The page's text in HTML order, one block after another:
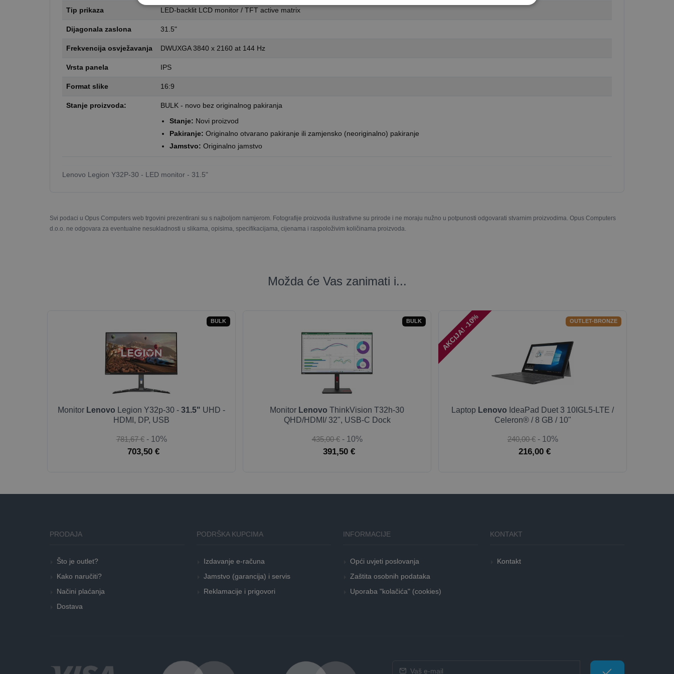
Tip prikaza LED-backlit LCD monitor / TFT active matrix
Dijagonala zaslona 31.5"
Frekvencija osvježavanja DWUXGA 3840 x 2160 at 144 Hz
Vrsta panela IPS
Format slike 16:9
Stanje proizvoda:
BULK - novo bez originalnog pakiranja
Stanje: Novi proizvod
Pakiranje: Originalno otvarano pakiranje ili zamjensko (neoriginalno) pakiranje
Jamstvo: Originalno jamstvo
Lenovo Legion Y32P-30 - LED monitor - 31.5"
Svi podaci u Opus Computers web trgovini prezentirani su s najboljom namjerom. Fotografije proizvoda ilustrativne su prirode i ne moraju nužno u potpunosti odgovarati stvarnim proizvodima. Opus Computers
d.o.o. ne odgovara za eventualne nesukladnosti u slikama, opisima, specifikacijama, cijenama i raspoloživim količinama proizvoda.
Možda će Vas zanimati i...
BULK
Monitor Lenovo Legion Y32p-30 - 31.5" UHD -
HDMI, DP, USB
781,67 € - 10%
703,50 €
BULK
Monitor Lenovo ThinkVision T32h-30
QHD/HDMI/ 32", USB-C Dock
435,00 € - 10%
391,50 €
AKCIJA! -10% OUTLET-BRONZE
Laptop Lenovo IdeaPad Duet 3 10IGL5-LTE /
Celeron® / 8 GB / 10"
240,00 € - 10%
216,00 €
PRODAJA
Što je outlet?
Kako naručiti?
Načini plaćanja
Dostava
PODRŠKA KUPCIMA
Izdavanje e-računa
Jamstvo (garancija) i servis
Reklamacije i prigovori
INFORMACIJE
Opći uvjeti poslovanja
Zaštita osobnih podataka
Uporaba "kolačića" (cookies)
KONTAKT
Kontakt